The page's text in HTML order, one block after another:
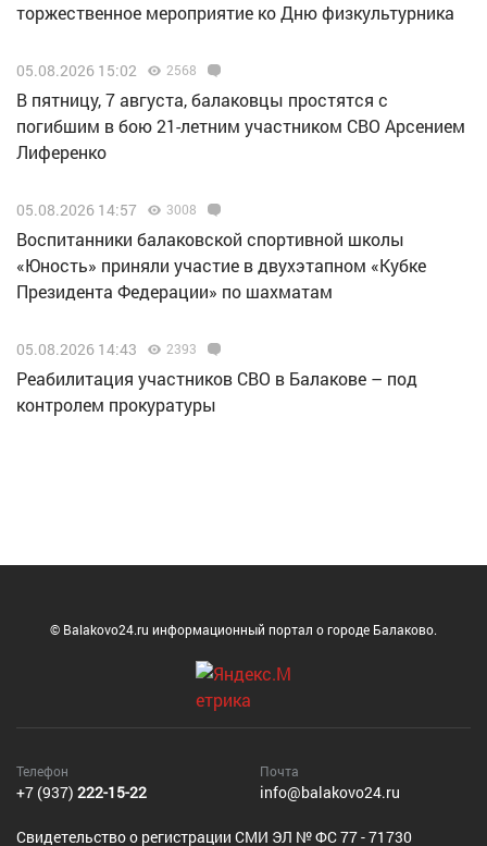
торжественное мероприятие ко Дню физкультурника
05.08.2026 15:02 2568
В пятницу, 7 августа, балаковцы простятся с
погибшим в бою 21-летним участником СВО Арсением
Лиференко
05.08.2026 14:57 3008
Воспитанники балаковской спортивной школы
«Юность» приняли участие в двухэтапном «Кубке
Президента Федерации» по шахматам
05.08.2026 14:43 2393
Реабилитация участников СВО в Балакове – под
контролем прокуратуры
© Balakovo24.ru информационный портал о городе Балаково.
Телефон
+7 (937) 222-15-22
Почта
info@balakovo24.ru
Cвидетельство о регистрации СМИ ЭЛ № ФС 77 - 71730